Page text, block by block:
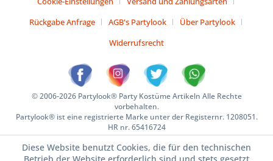
Rückgabe Anfrage
AGB's Partylook
Über Partylook
Widerrufsrecht
© 2006-2026 Partylook® Party Kostüme Artikeln Alle Rechte
vorbehalten.
Partylook® ist eine registrierte Marke unter der Registernr. 1208051.
HR nr. 65416724
Diese Website benutzt Cookies, die für den technischen